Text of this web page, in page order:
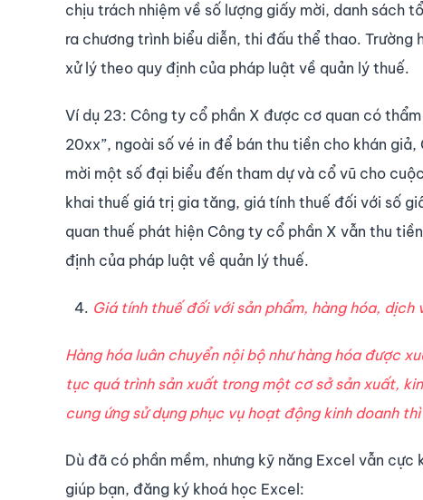
chịu trách nhiệm về số lượng giấy mời, danh sách
ra chương trình biểu diễn, thi đấu thể thao.
xử lý theo quy định của pháp luật về quản lý thuế.
Ví dụ 23: Công ty cổ phần X được cơ quan có
20xx”, ngoài số vé in để bán thu tiền cho khán
mời một số đại biểu đến tham dự và cổ vũ cho
khai thuế giá trị gia tăng, giá tính thuế đối với số
quan thuế phát hiện Công ty cổ phần X vẫn thu
định của pháp luật về quản lý thuế.
Giá tính thuế đối với sản phẩm, hàng hóa, dịch
Hàng hóa luân chuyển nội bộ như hàng hóa được
tục quá trình sản xuất trong một cơ sở sản xuất,
cung ứng sử dụng phục vụ hoạt động kinh doanh
Dù đã có phần mềm, nhưng kỹ năng Excel vẫn
giúp bạn, đăng ký khoá học Excel: